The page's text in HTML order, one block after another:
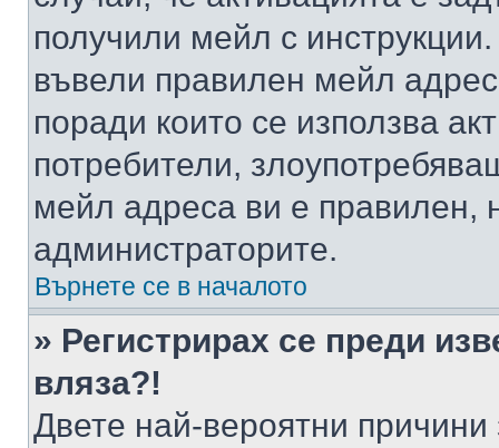
получили мейл с
въвели правилен мейл
поради които се използва
потребители,
мейл адреса ви е правилен,
администраторите.
Върнете се в началото
» Регистрирах се преди
вляза?!
Двете най-вероятни